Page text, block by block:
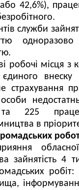
42,6%),
служби
робочі місця з
єдиного внеску
страхування
225
в
зайнятість 4
робіт: